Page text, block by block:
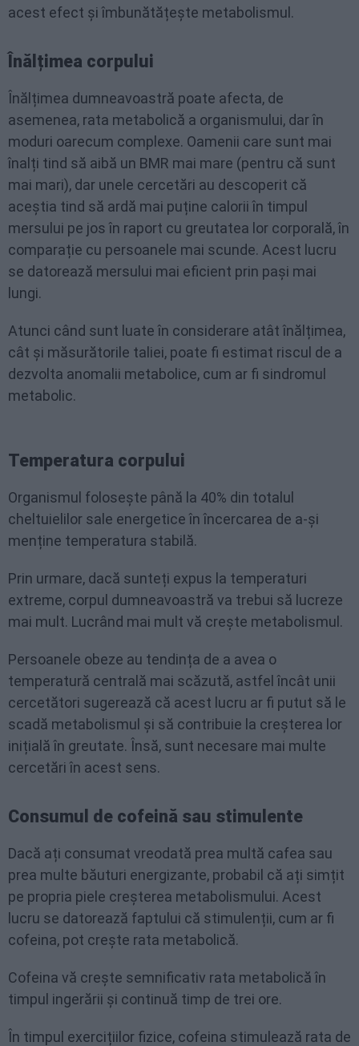
acest efect și îmbunătățește metabolismul.
Înălțimea corpului
Înălțimea dumneavoastră poate afecta, de
asemenea, rata metabolică a organismului, dar în
moduri oarecum complexe. Oamenii care sunt mai
înalți tind să aibă un BMR mai mare (pentru că sunt
mai mari), dar unele cercetări au descoperit că
aceștia tind să ardă mai puține calorii în timpul
mersului pe jos în raport cu greutatea lor corporală, în
comparație cu persoanele mai scunde. Acest lucru
se datorează mersului mai eficient prin pași mai
lungi.
Atunci când sunt luate în considerare atât înălțimea,
cât și măsurătorile taliei, poate fi estimat riscul de a
dezvolta anomalii metabolice, cum ar fi sindromul
metabolic.
Temperatura corpului
Organismul folosește până la 40% din totalul
cheltuielilor sale energetice în încercarea de a-și
menține temperatura stabilă.
Prin urmare, dacă sunteți expus la temperaturi
extreme, corpul dumneavoastră va trebui să lucreze
mai mult. Lucrând mai mult vă crește metabolismul.
Persoanele obeze au tendința de a avea o
temperatură centrală mai scăzută, astfel încât unii
cercetători sugerează că acest lucru ar fi putut să le
scadă metabolismul și să contribuie la creșterea lor
inițială în greutate. Însă, sunt necesare mai multe
cercetări în acest sens.
Consumul de cofeină sau stimulente
Dacă ați consumat vreodată prea multă cafea sau
prea multe băuturi energizante, probabil că ați simțit
pe propria piele creșterea metabolismului. Acest
lucru se datorează faptului că stimulenții, cum ar fi
cofeina, pot crește rata metabolică.
Cofeina vă crește semnificativ rata metabolică în
timpul ingerării și continuă timp de trei ore.
În timpul exercițiilor fizice, cofeina stimulează rata de